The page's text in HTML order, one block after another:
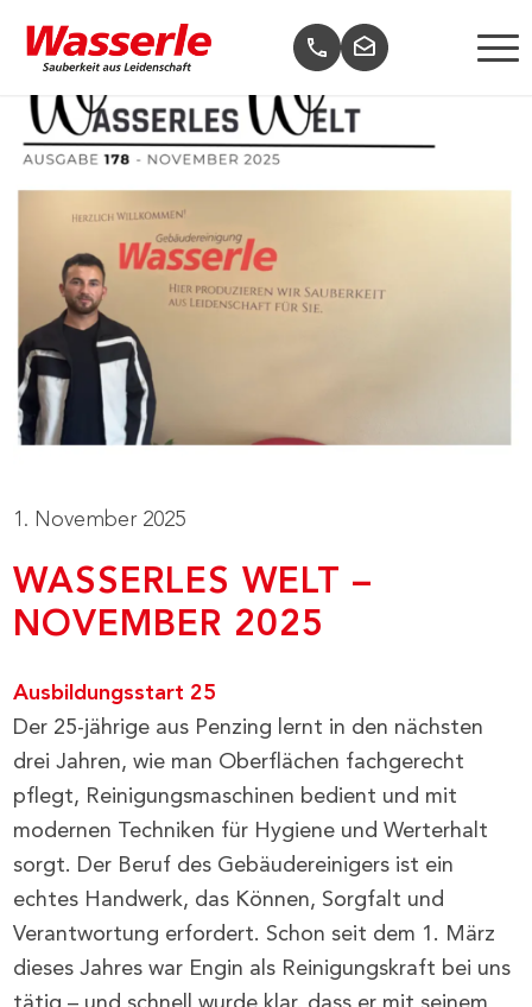
1. November 2025
WASSERLES WELT –
NOVEMBER 2025
Ausbildungsstart 25
Der 25-jährige aus Penzing lernt in den nächsten
drei Jahren, wie man Oberflächen fachgerecht
pflegt, Reinigungsmaschinen bedient und mit
modernen Techniken für Hygiene und Werterhalt
sorgt. Der Beruf des Gebäudereinigers ist ein
echtes Handwerk, das Können, Sorgfalt und
Verantwortung erfordert. Schon seit dem 1. März
dieses Jahres war Engin als Reinigungskraft bei uns